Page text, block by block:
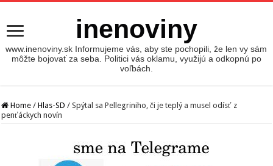
inenoviny
www.inenoviny.sk Informujeme vás, aby ste pochopili, že len vy sám
môžte bojovať za seba. Politici vás oklamu, využijú a odkopnú po
voľbách.
Home / Hlas-SD / Spýtal sa Pellegriniho, či je teplý a musel odísť z
penťáckych novín